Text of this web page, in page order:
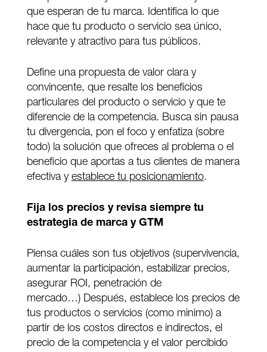
que esperan de tu marca. Identifica lo que
hace que tu producto o servicio sea único,
relevante y atractivo para tus públicos.
Define una propuesta de valor clara y
convincente, que resalte los beneficios
particulares del producto o servicio y que te
diferencie de la competencia. Busca sin pausa
tu divergencia, pon el foco y enfatiza (sobre
todo) la solución que ofreces al problema o el
beneficio que aportas a tus clientes de manera
efectiva y establece tu posicionamiento.
Fija los precios y revisa siempre tu
estrategia de marca y GTM
Piensa cuáles son tus objetivos (supervivencia,
aumentar la participación, estabilizar precios,
asegurar ROI, penetración de
mercado…) Después, establece los precios de
tus productos o servicios (como minimo) a
partir de los costos directos e indirectos, el
precio de la competencia y el valor percibido